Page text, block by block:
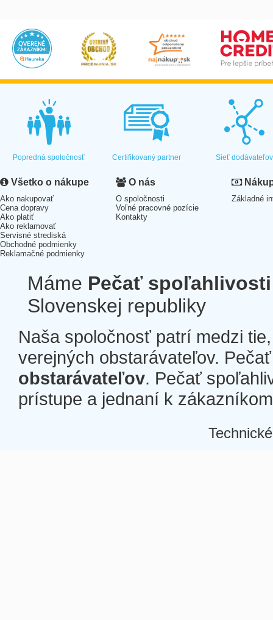
Popredná spoločnosť Certifikovaný partner Sieť dodávateľov
Všetko o nákupe
Ako nakupovať
Cena dopravy
Ako platiť
Ako reklamovať
Servisné strediská
Obchodné podmienky
Reklamačné podmienky
O nás
O spoločnosti
Voľné pracovné pozície
Kontakty
Základné
Máme Pečať spoľahlivosti
Slovenskej republiky
Naša spoločnosť patrí medzi
verejných obstarávateľov.
obstarávateľov. Pečať
prístupe a jednaní k